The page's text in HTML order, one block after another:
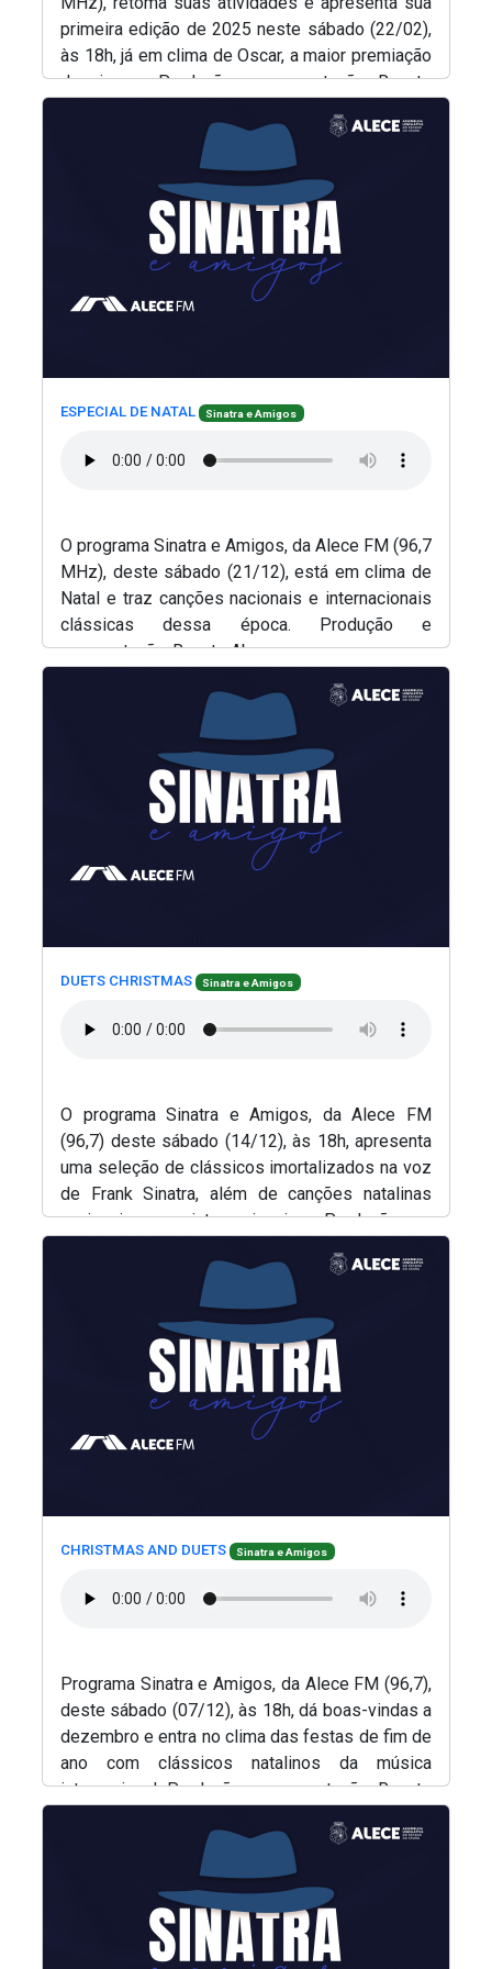
primeira edição de 2025 neste sábado (22/02),
às 18h, já em clima de Oscar, a maior premiação
do cinema. Produção e apresentação, Renato
(Abre em nova janela)
(Abre em nova janela)
ESPECIAL DE NATAL
(Abre em nova janela)
Sinatra e Amigos
O programa Sinatra e Amigos, da Alece FM (96,7
MHz), deste sábado (21/12), está em clima de
Natal e traz canções nacionais e internacionais
clássicas dessa época. Produção e
apresentação, Renato Abreu.
(Abre em nova janela)
(Abre em nova janela)
DUETS CHRISTMAS
(Abre em nova janela)
Sinatra e Amigos
O programa Sinatra e Amigos, da Alece FM
(96,7) deste sábado (14/12), às 18h, apresenta
uma seleção de clássicos imortalizados na voz
de Frank Sinatra, além de canções natalinas
nacionais e internacionais. Produção e
(Abre em nova janela)
(Abre em nova janela)
CHRISTMAS AND DUETS
(Abre em nova janela)
Sinatra e Amigos
Programa Sinatra e Amigos, da Alece FM (96,7),
deste sábado (07/12), às 18h, dá boas-vindas a
dezembro e entra no clima das festas de fim de
ano com clássicos natalinos da música
internacional. Produção e apresentação, Renato
(Abre em nova janela)